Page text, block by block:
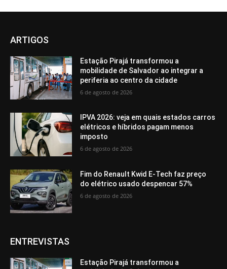
ARTIGOS
Estação Pirajá transformou a
mobilidade de Salvador ao integrar a
periferia ao centro da cidade
6 de agosto de 2026
IPVA 2026: veja em quais estados carros
elétricos e híbridos pagam menos
imposto
6 de agosto de 2026
Fim do Renault Kwid E-Tech faz preço
do elétrico usado despencar 57%
6 de agosto de 2026
ENTREVISTAS
Estação Pirajá transformou a